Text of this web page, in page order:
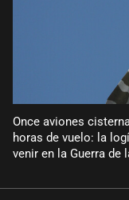
Once aviones
horas de vuelo: la
venir en la Guerra de